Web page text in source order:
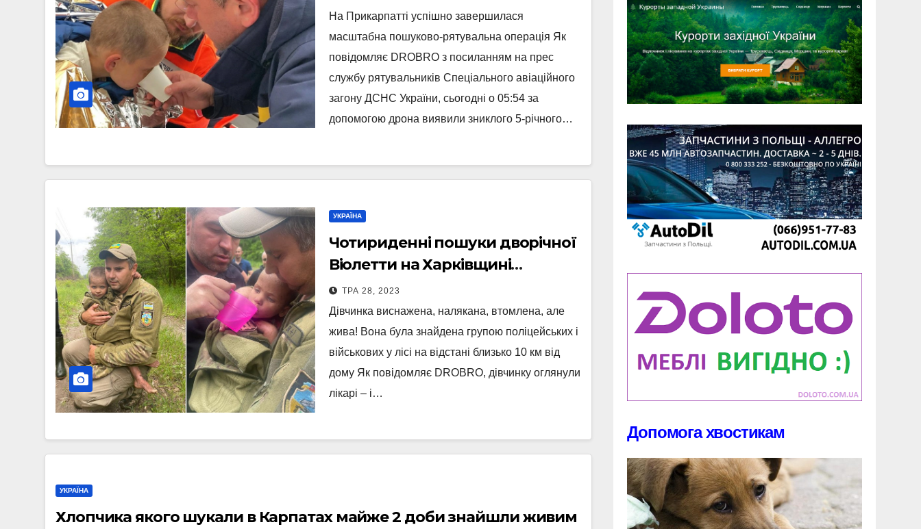
На Прикарпатті успішно завершилася
масштабна пошуково-рятувальна операція Як
повідомляє DROBRO з посиланням на прес
службу рятувальників Спеціального авіаційного
загону ДСНС України, сьогодні о 05:54 за
допомогою дрона виявили зниклого 5-річного…
УКРАЇНА
Чотириденні пошуки дворічної
Віолетти на Харківщині
завершились щасливим
спасінням (Відео)
ТРА 28, 2023
Дівчинка виснажена, налякана, втомлена, але
жива! Вона була знайдена групою поліцейських і
військових у лісі на відстані близько 10 км від
дому Як повідомляє DROBRO, дівчинку оглянули
лікарі – і…
УКРАЇНА
Хлопчика якого шукали в Карпатах майже 2 доби знайшли живим
Допомога хвостикам